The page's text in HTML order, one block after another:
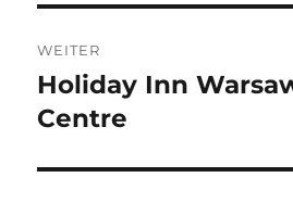
WEITER
Nächster
Beitrag:
Holiday Inn
Centre